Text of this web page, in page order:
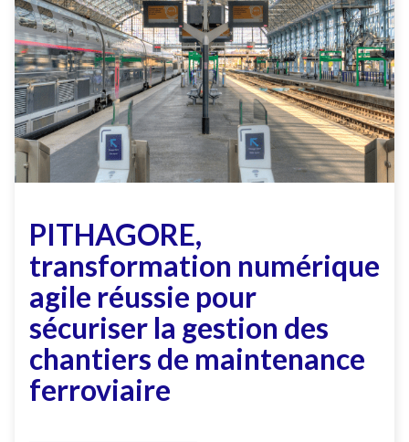
PITHAGORE,
transformation numérique
agile réussie pour
sécuriser la gestion des
chantiers de maintenance
ferroviaire